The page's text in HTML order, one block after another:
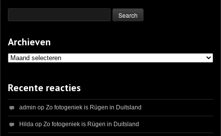
Archieven
Archieven
Recente reacties
admin op Zo fotogeniek is Rügen in Duitsland
Hilda op Zo fotogeniek is Rügen in Duitsland